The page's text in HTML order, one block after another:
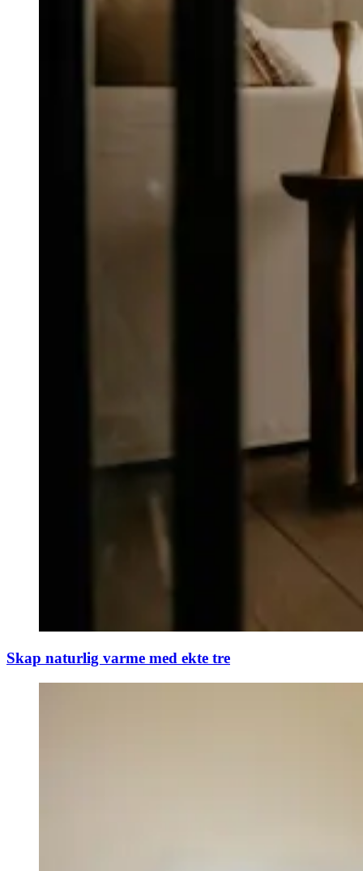
Skap naturlig varme med ekte tre